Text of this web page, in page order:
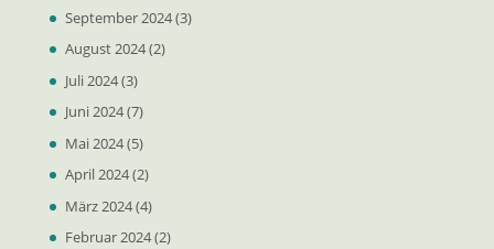
September 2024(3)
August 2024(2)
Juli 2024(3)
Juni 2024(7)
Mai 2024(5)
April 2024(2)
März 2024(4)
Februar 2024(2)